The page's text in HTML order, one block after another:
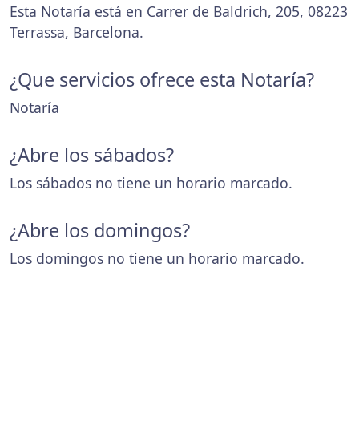
Esta Notaría está en Carrer de Baldrich, 205, 08223
Terrassa, Barcelona.
¿Que servicios ofrece esta Notaría?
Notaría
¿Abre los sábados?
Los sábados no tiene un horario marcado.
¿Abre los domingos?
Los domingos no tiene un horario marcado.